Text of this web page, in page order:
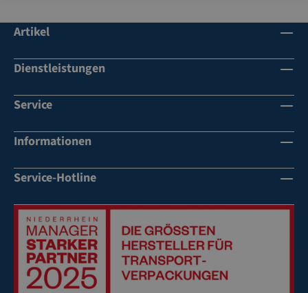
Artikel
Dienstleistungen
Service
Informationen
Service-Hotline